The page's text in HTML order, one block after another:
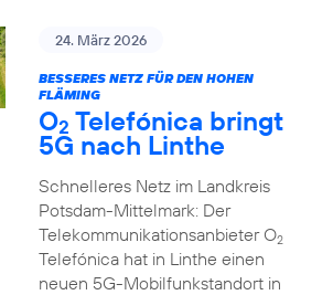
24. März 2026
BESSERES NETZ FÜR DEN HOHEN
FLÄMING
O2 Telefónica bringt
5G nach Linthe
Schnelleres Netz im Landkreis
Potsdam-Mittelmark: Der
Telekommunikationsanbieter O2
Telefónica hat in Linthe einen
neuen 5G-Mobilfunkstandort in